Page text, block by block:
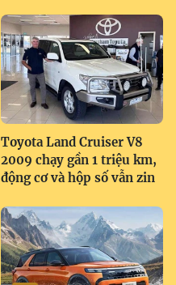
Toyota Land Cruiser V8
2009 chạy gần 1 triệu km,
động cơ và hộp số vẫn zin